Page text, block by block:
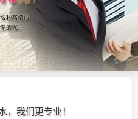
，我们更专业！